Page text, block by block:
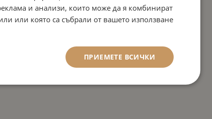
и анализи, които може да я комбинират
или която са събрали от вашето използване
ПРИЕМЕТЕ ВСИЧКИ